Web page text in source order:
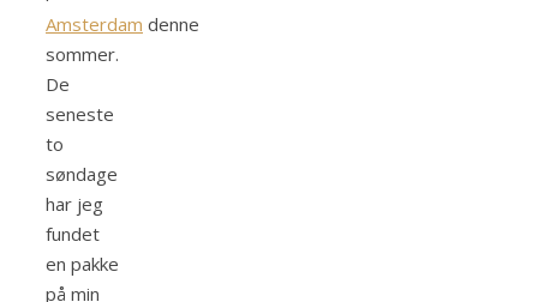
Amsterdam denne
sommer.
De
seneste
to
søndage
har jeg
fundet
en pakke
på min